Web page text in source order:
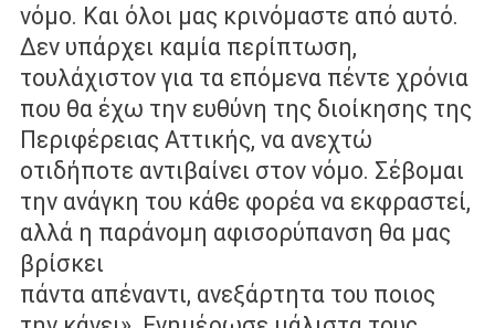
νόμο. Και όλοι μας κρινόμαστε από αυτό.
Δεν υπάρχει καμία περίπτωση,
τουλάχιστον για τα επόμενα πέντε χρόνια
που θα έχω την ευθύνη της διοίκησης της
Περιφέρειας Αττικής, να ανεχτώ
οτιδήποτε αντιβαίνει στον νόμο. Σέβομαι
την ανάγκη του κάθε φορέα να εκφραστεί,
αλλά η παράνομη αφισορύπανση θα μας
βρίσκει
πάντα απέναντι, ανεξάρτητα του ποιος